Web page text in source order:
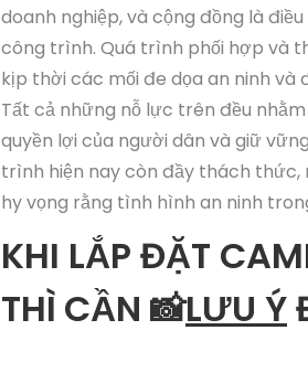
doanh nghiệp, và cộng đồng là
công trình. Quá trình phối hợp và
kịp thời các mối đe dọa an ninh
Tất cả những nỗ lực trên đều
quyền lợi của người dân và giữ
trình hiện nay còn đầy thách
hy vọng rằng tình hình an ninh
KHI LẮP ĐẶT
THÌ CẦN 📸LƯU Ý